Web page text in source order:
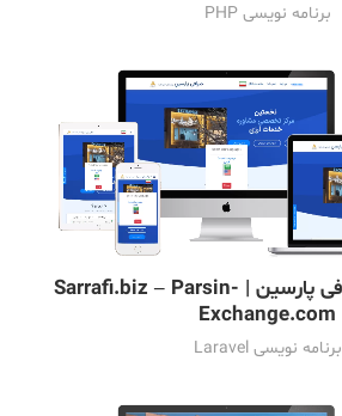
برنامه نویسی PHP
طراحی سایت صرافی پارسین | Sarrafi.biz – Parsin-
Exchange.com
برنامه نویسی Laravel